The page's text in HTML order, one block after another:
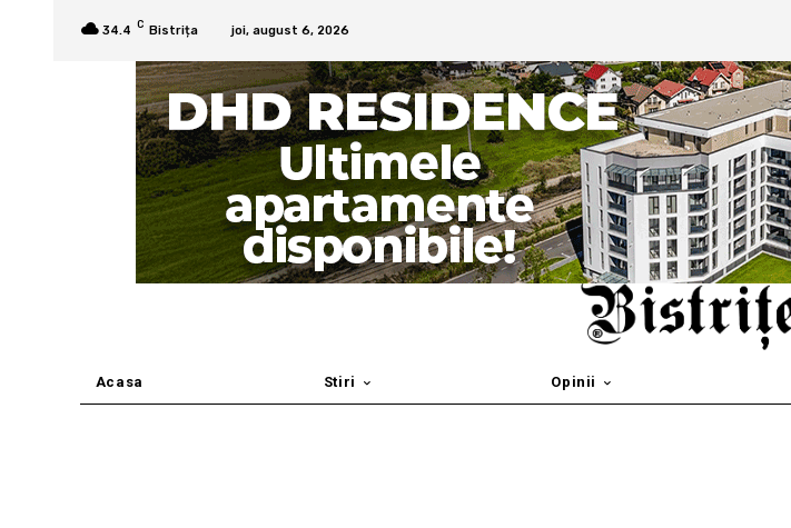
34.4 C Bistrița joi, august 6, 2026
Acasa Stiri Opinii